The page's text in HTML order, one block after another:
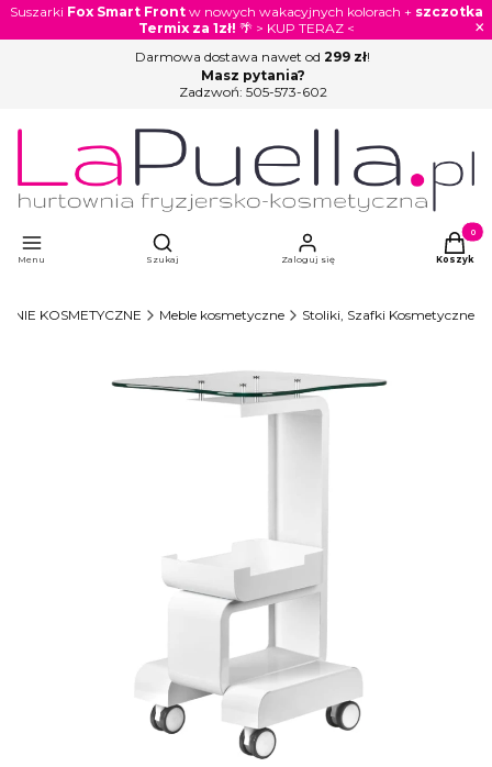
Suszarki Fox Smart Frontw nowych wakacyjnych kolorach + szczotka
Termix za 1zł! 🌴 > KUP TERAZ < ×
Darmowa dostawa nawet od 299 zł!
Masz pytania?
Zadzwoń: 505-573-602
Menu
Otwórz wyszukiwarkę
Szukaj Zaloguj się Koszyk
KOSMETYCZNE Meble kosmetyczne Stoliki, Szafki Kosmetyczne